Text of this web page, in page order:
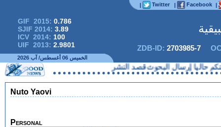
| Twitter | Facebook |
GIF 2015: 0.786
SJIF 2014: 3.89
ICV 2014: 100
UIF 2013: 2.9801 ZDB-ID: 2703985-7
الخميس 06 أغسطس/ آب 2026
حاليا إرسال البحوث قصد النشر
Nuto Yaovi
Personal